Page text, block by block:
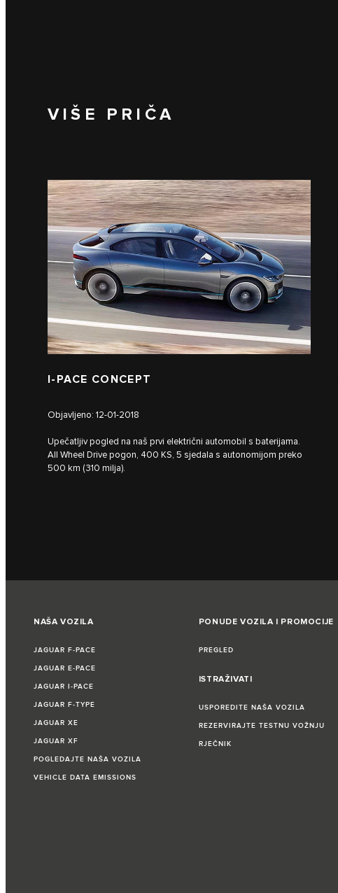
VIŠE PRIČA
I‑PACE CONCEPT
Objavljeno: 12-01-2018
Upečatljiv pogled na naš prvi električni automobil s baterijama.
All Wheel Drive pogon, 400 KS, 5 sjedala s autonomijom preko
500 km (310 milja).
NAŠA VOZILA
JAGUAR F‑PACE
JAGUAR E‑PACE
JAGUAR I‑PACE
JAGUAR F‑TYPE
JAGUAR XE
JAGUAR XF
POGLEDAJTE NAŠA VOZILA
VEHICLE DATA EMISSIONS
PONUDE VOZILA I PROMOCIJE
PREGLED
ISTRAŽIVATI
USPOREDITE NAŠA VOZILA
REZERVIRAJTE TESTNU VOŽNJU
RJEČNIK